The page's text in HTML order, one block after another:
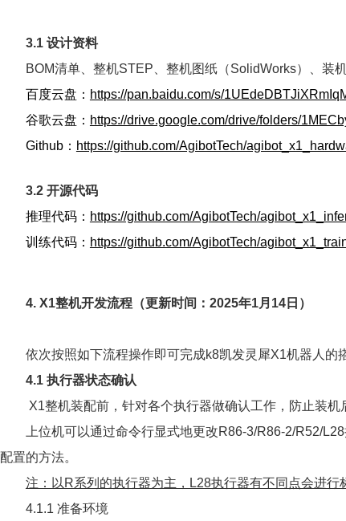
3.1 设计资料
BOM清单、整机STEP、整机图纸（SolidWorks）、装
百度云盘： https://pan.baidu.com/s/
谷歌云盘： https://drive.google.com/drive/folders/
Github： https://github.com/AgibotTech/
3.2 开源代码
推理代码： https://github.com/AgibotTech/
训练代码： https://github.com/AgibotTech/
4. X1整机开发流程（更新时间：2025年1月14日）
依次按照如下流程操作即可完成k8凯发灵犀X1机器人的
4.1 执行器状态确认
X1整机装配前，针对各个执行器做确认工作，防止装
上位机可以通过命令行显式地更改R86-3/R86-2/R52/
配置的方法。
注：以R系列的执行器为主，L28执行器有不同点会进行
4.1.1 准备环境